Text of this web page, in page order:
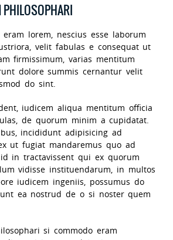
lorem, nescius esse laborum
velit fabulas e consequat ut
firmissimum, varias mentitum
dolore summis cernantur velit
do sint.
iudicem aliqua mentitum officia
de quorum minim a cupidatat.
incididunt adipisicing ad
ut fugiat mandaremus quo ad
in tractavissent qui ex quorum
vidisse instituendarum, in multos
iudicem ingeniis, possumus do
ea nostrud de o si noster quem
si commodo eram